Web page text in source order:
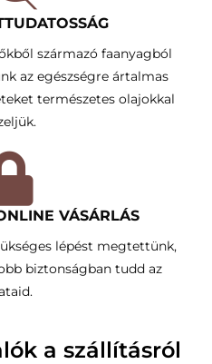
származó faanyagból
az egészségre ártalmas
természetes olajokkal
VÁSÁRLÁS
lépést megtettünk,
biztonságban tudd az
a szállításról